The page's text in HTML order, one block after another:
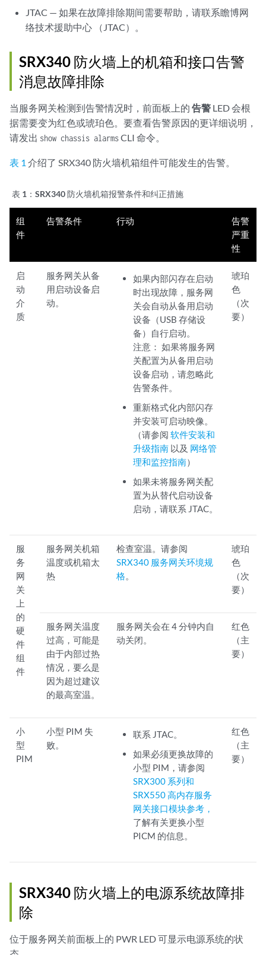
JTAC — 如果在故障排除期间需要帮助，请联系瞻博网
络技术援助中心 （JTAC）。
SRX340 防火墙上的机箱和接口告警
消息故障排除
当服务网关检测到告警情况时，前面板上的 告警 LED 会根
据需要变为红色或琥珀色。要查看告警原因的更详细说明，
请发出 show chassis alarmsCLI 命令。
表 1 介绍了 SRX340 防火墙机箱组件可能发生的告警。
表 1： SRX340 防火墙机箱报警条件和纠正措施
组
件
告警条件 行动
告警
严重
性
启
动
介
质
服务网关从备
用启动设备启
动。
如果内部闪存在启动
时出现故障，服务网
关会自动从备用启动
设备（USB 存储设
备）自行启动。
注意： 如果将服务网
关配置为从备用启动
设备启动，请忽略此
告警条件。
重新格式化内部闪存
并安装可启动映像。
（请参阅 软件安装和
升级指南以及 网络管
理和监控指南）
如果未将服务网关配
置为从替代启动设备
启动，请联系 JTAC。
琥珀
色
（次
要）
服
务
网
关
上
的
硬
件
组
件
服务网关机箱
温度或机箱太
热
检查室温。请参阅
SRX340 服务网关环境规
格。
琥珀
色
（次
要）
服务网关温度
过高，可能是
由于内部过热
情况，要么是
因为超过建议
的最高室温。
服务网关会在 4 分钟内自
动关闭。
红色
（主
要）
小
型
PIM
小型 PIM 失
败。
联系 JTAC。
如果必须更换故障的
小型 PIM，请参阅
SRX300 系列和
SRX550 高内存服务
网关接口模块参考，
了解有关更换小型
PICM 的信息。
红色
（主
要）
SRX340 防火墙上的电源系统故障排
除
位于服务网关前面板上的 PWR LED 可显示电源系统的状